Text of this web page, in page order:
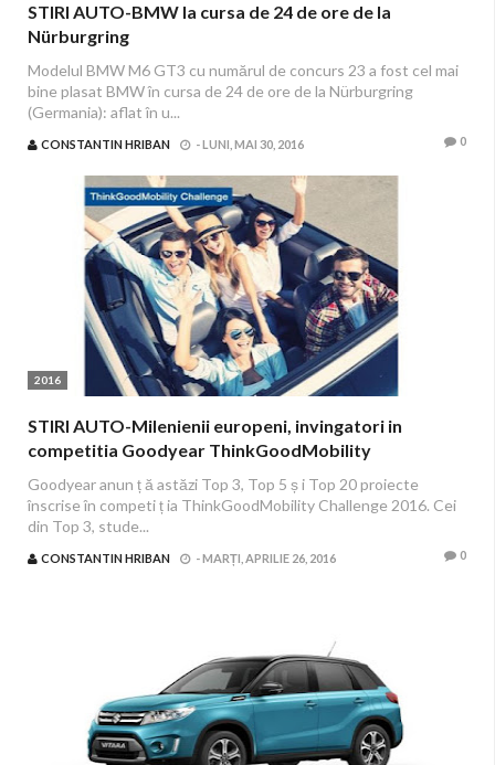
STIRI AUTO-BMW la cursa de 24 de ore de la
Nürburgring
Modelul BMW M6 GT3 cu numărul de concurs 23 a fost cel mai
bine plasat BMW în cursa de 24 de ore de la Nürburgring
(Germania): aflat în u...
CONSTANTIN HRIBAN -LUNI, MAI 30, 2016 0
2016
STIRI AUTO-Milenienii europeni, invingatori in
competitia Goodyear ThinkGoodMobility
Goodyear anun ț ă astăzi Top 3, Top 5 ș i Top 20 proiecte
înscrise în competi ț ia ThinkGoodMobility Challenge 2016. Cei
din Top 3, stude...
CONSTANTIN HRIBAN -MARȚI, APRILIE 26, 2016 0